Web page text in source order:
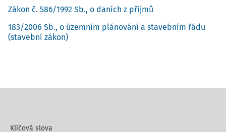
Zákon č. 586/1992 Sb., o daních z příjmů
183/2006 Sb., o územním plánování a stavebním řádu
(stavební zákon)
Klíčová slova